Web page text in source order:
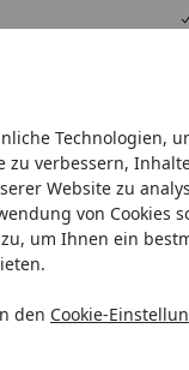
Technologien,
verbessern,
Website zu
von Cookies
um Ihnen ein
den Cookie-
Tricks
Messer
inkl.
im Sorglos-